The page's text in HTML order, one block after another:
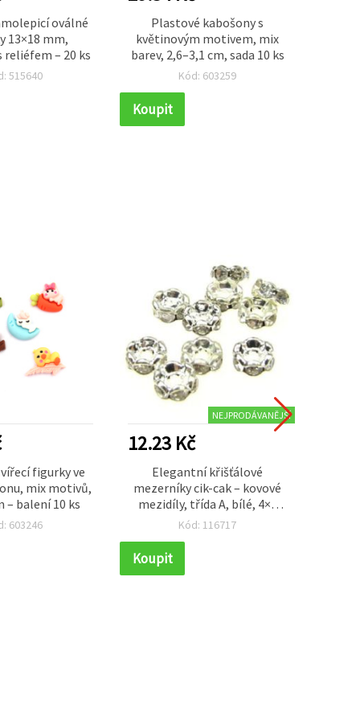
oválné
13×18 mm,
reliéfem – 20 ks
515640
Plastové kabošony s
květinovým motivem, mix
barev, 2,6–3,1 cm, sada 10 ks
Kód: 603259
Koupit
figurky ve
mix motivů,
– balení 10 ks
603246
NEJPRODÁVANĚJŠÍ
12.23 Kč
Elegantní křišťálové
mezerníky cik-cak – kovové
mezidíly, třída A, bílé, 4×2
mm, otvor 1 mm – 10 ks pro
Kód: 116717
Koupit